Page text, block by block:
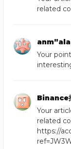
related
Your
Binance
Your
related
https://